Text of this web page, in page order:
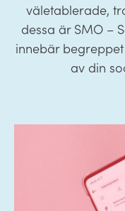
väletablerade,
dessa är SMO –
innebär
av din